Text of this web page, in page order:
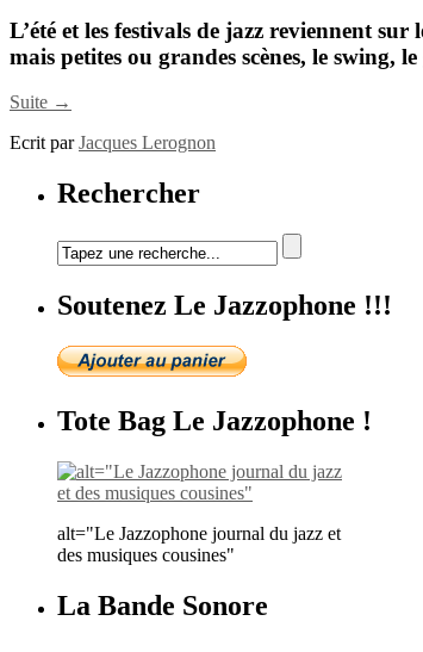
L’été et les festivals de jazz reviennent
mais petites ou grandes scènes, le
Suite →
Ecrit parJacques Lerognon
Rechercher
Soutenez Le Jazzophone !!!
Tote Bag Le Jazzophone !
alt="Le Jazzophone journal du jazz et
des musiques cousines"
La Bande Sonore